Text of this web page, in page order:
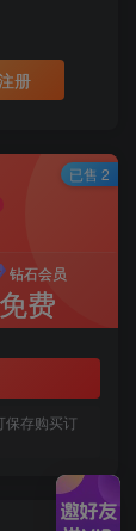
册
钻石会员
免费
保存购买订
已售 2